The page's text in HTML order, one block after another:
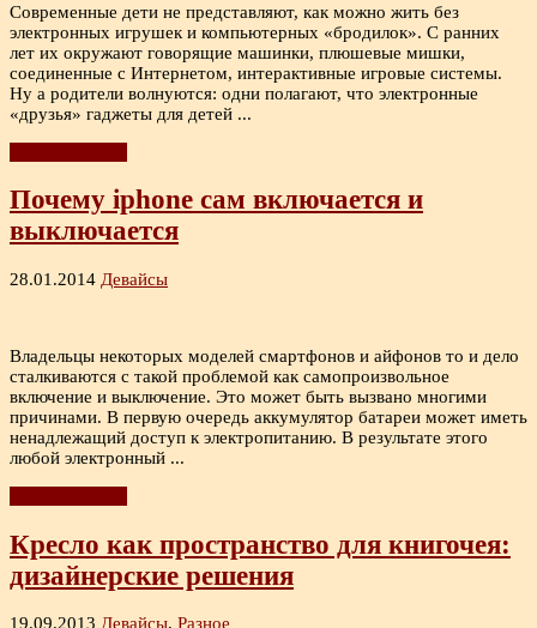
Современные дети не представляют, как можно жить без
электронных игрушек и компьютерных «бродилок». С ранних
лет их окружают говорящие машинки, плюшевые мишки,
соединенные с Интернетом, интерактивные игровые системы.
Ну а родители волнуются: одни полагают, что электронные
«друзья» гаджеты для детей ...
Почему iphone сам включается и
выключается
28.01.2014 Девайсы
Владельцы некоторых моделей смартфонов и айфонов то и дело
сталкиваются с такой проблемой как самопроизвольное
включение и выключение. Это может быть вызвано многими
причинами. В первую очередь аккумулятор батареи может иметь
ненадлежащий доступ к электропитанию. В результате этого
любой электронный ...
Кресло как пространство для книгочея:
дизайнерские решения
19.09.2013 Девайсы, Разное